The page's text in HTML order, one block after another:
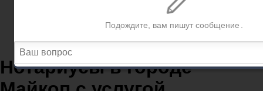
Нотариусы в городе Майкоп с услугой Обязательство
по материнскому капиталу
Нотариусы в городе